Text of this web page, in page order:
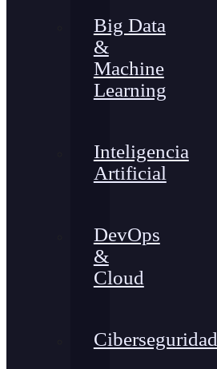
Big Data
&
Machine
Learning
Inteligencia
Artificial
DevOps
&
Cloud
Ciberseguridad